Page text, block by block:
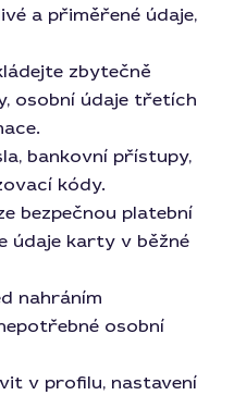
a přiměřené údaje,
zbytečně
osobní údaje třetích
bankovní přístupy,
kódy.
bezpečnou platební
údaje karty v běžné
nahráním
osobní
v profilu, nastavení